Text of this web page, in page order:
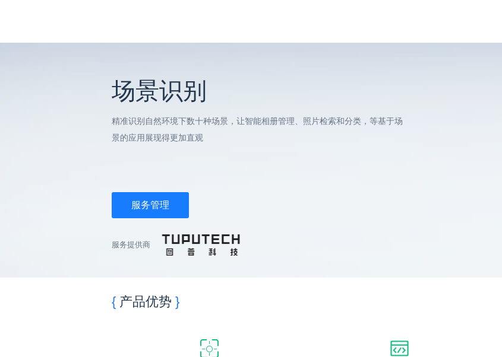
场景识别
精准识别自然环境下数十种场景，让智能相册管理、照片检索和分类，等基于场
景的应用展现得更加直观
服务管理
服务提供商
产品优势